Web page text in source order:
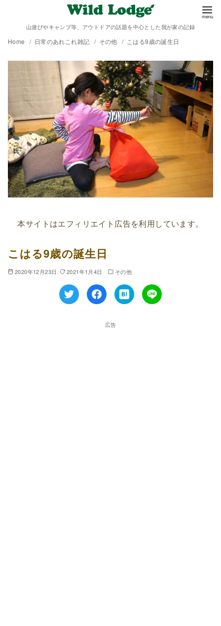
山遊びやキャンプ等、アウトドアの話題を中心とした我が家の記録
Home 日常のあれこれ雑記 その他 こはる9歳の誕生日
本サイトはエフィリエイト広告を利用しています。
こはる9歳の誕生日
2020年12月23日 2021年1月4日 その他
広告